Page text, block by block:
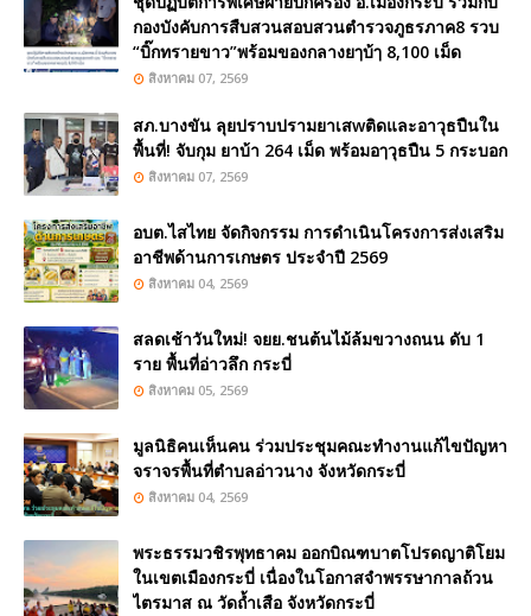
กองบังคับการสืบสวนสอบสวนตำรวจภูธรภาค8 รวบ
“บิ๊กทรายขาว”พร้อมของกลางยๅบ้ๅ 8,100 เม็ด
สิงหาคม 07, 2569
สภ.บางขัน ลุยปราบปรามยาเสwติดและอาวุธปืนใน
พื้นที่! จับกุม ยาบ้า 264 เม็ด พร้อมอๅวุธปืน 5 กระบอก
สิงหาคม 07, 2569
อบต.ไสไทย จัดกิจกรรม การดำเนินโครงการส่งเสริม
อาชีพด้านการเกษตร ประจำปี 2569
สิงหาคม 04, 2569
สลดเช้าวันใหม่! จยย.ชนต้นไม้ล้มขวางถนน ดับ 1
ราย พื้นที่อ่าวลึก กระบี่
สิงหาคม 05, 2569
มูลนิธิคนเห็นคน ร่วมประชุมคณะทำงานแก้ไขปัญหา
จราจรพื้นที่ตำบลอ่าวนาง จังหวัดกระบี่
สิงหาคม 04, 2569
พระธรรมวชิรพุทธาคม ออกบิณฑบาตโปรดญาติโยม
ในเขตเมืองกระบี่ เนื่องในโอกาสจำพรรษากาลถ้วน
ไตรมาส ณ วัดถ้ำเสือ จังหวัดกระบี่